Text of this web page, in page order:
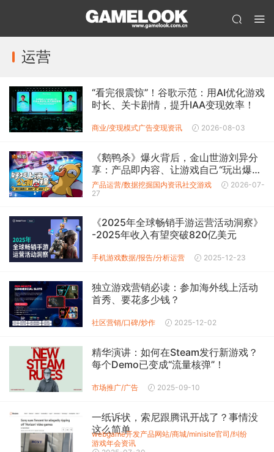
运营
“看完很震惊”！谷歌示范：用AI优化游戏
时长、关卡剧情，提升IAA变现效率！
商业/变现模式广告变现资讯 2026-08-03
《鹅鸭杀》爆火背后，金山世游刘异分
享：产品即内容、让游戏自己“玩出爆发
力”！
产品运营/数据挖掘国内资讯社交游戏
2026-07-
27
《2025年全球畅销手游运营活动洞察》
-2025年收入有望突破820亿美元
手机游戏数据/报告/分析运营 2025-12-23
独立游戏营销必读：参加海外线上活动
首秀、要花多少钱？
社区营销/口碑/炒作 2025-12-02
精华演讲：如何在Steam发行新游戏？
每个Demo已变成“流量核弹”！
市场推广/广告 2025-09-10
一纸诉状，索尼跟腾讯开战了？事情没
这么简单
webgame开发产品网站/商城/minisite官司/纠纷
游戏年会资讯